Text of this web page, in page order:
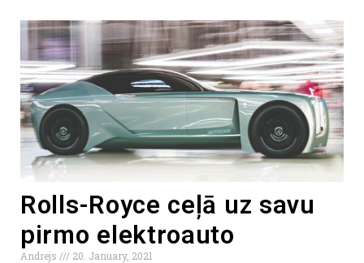
Rolls-Royce ceļā uz savu
pirmo elektroauto
Andrejs
20. January, 2021